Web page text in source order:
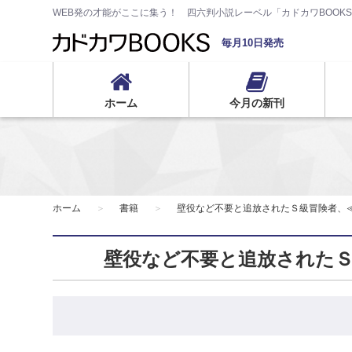
WEB発の才能がここに集う！ 四六判小説レーベル「カドカワ
毎月10日発売
ホーム 今月の新刊
ホーム 書籍 壁役など不要と追放されたＳ級冒険者
壁役など不要と追放された